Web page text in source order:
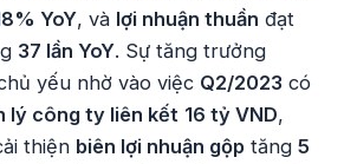
YoY, và lợi nhuận thuần đạt
37 lần YoY. Sự tăng trưởng
yếu nhờ vào việc Q2/2023 có
lý công ty liên kết 16 tỷ VND,
thiện biên lợi nhuận gộp tăng5